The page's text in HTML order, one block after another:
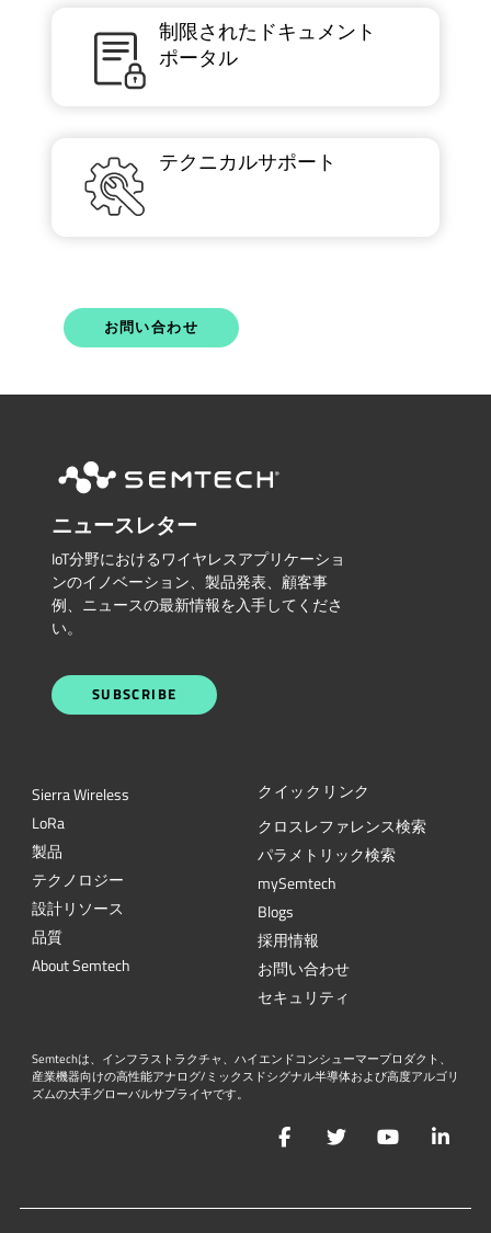
制限されたドキュメント
ポータル
テクニカルサポート
お問い合わせ
ニュースレター
IoT分野におけるワイヤレスアプリケーショ
ンのイノベーション、製品発表、顧客事
例、ニュースの最新情報を入手してくださ
い。
SUBSCRIBE
Sierra Wireless
LoRa
製品
テクノロジー
設計リソース
品質
About Semtech
クイックリンク
クロスレファレンス検索
パラメトリック検索
mySemtech
Blogs
採用情報
お問い合わせ
セキュリティ
Semtechは、インフラストラクチャ、ハイエンドコンシューマープロダクト、
産業機器向けの高性能アナログ/ミックスドシグナル半導体および高度アルゴリ
ズムの大手グローバルサプライヤです。
FacebookTwitterYouTube